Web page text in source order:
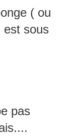
( ou
est sous
pas